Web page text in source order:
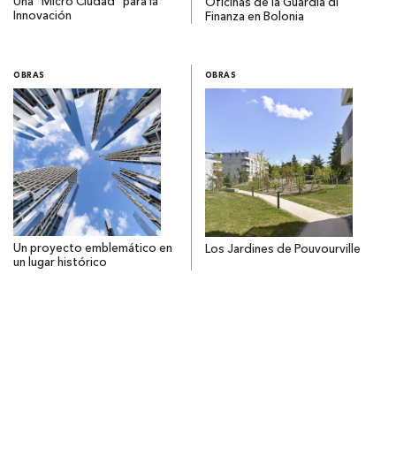
Una “Micro Ciudad” para la
Innovación
Oficinas de la Guardia di
Finanza en Bolonia
OBRAS
Un proyecto emblemático en
un lugar histórico
OBRAS
Los Jardines de Pouvourville